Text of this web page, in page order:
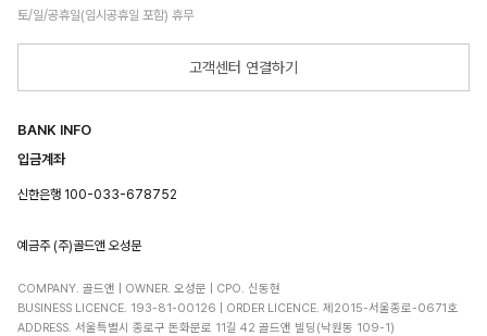
토/일/공휴일(임시공휴일 포함) 휴무
고객센터 연결하기
BANK INFO
입금계좌
신한은행 100-033-678752
예금주 (주)골드앤 오성문
COMPANY. 골드앤 | OWNER. 오성문 | CPO. 신동현
BUSINESS LICENCE. 193-81-00126 | ORDER LICENCE. 제2015-서울종로-0671호
ADDRESS. 서울특별시 종로구 돈화문로 11길 42 골드앤 빌딩(낙원동 109-1)